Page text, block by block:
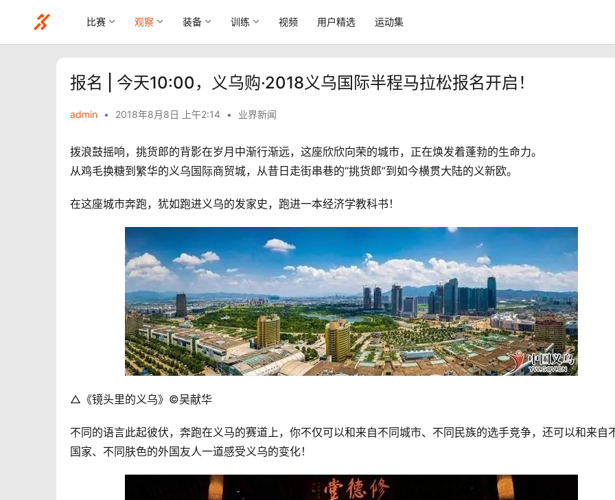
比赛 观察 装备 训练 视频 用户精选 运动集
报名 | 今天10:00，义乌购·2018义乌国际半程马拉松报名开启！
admin • 2018年8月8日 上午2:14 • 业界新闻
拨浪鼓摇响，挑货郎的背影在岁月中渐行渐远，这座欣欣向荣的城市，正在焕发着蓬勃的生命力。
从鸡毛换糖到繁华的义乌国际商贸城，从昔日走街串巷的“挑货郎”到如今横贯大陆的义新欧。
在这座城市奔跑，犹如跑进义乌的发家史，跑进一本经济学教科书！
△《镜头里的义乌》©吴献华
不同的语言此起彼伏，奔跑在义马的赛道上，你不仅可以和来自不同城市、不同民族的选手竞争，还可以和来自
国家、不同肤色的外国友人一道感受义乌的变化！